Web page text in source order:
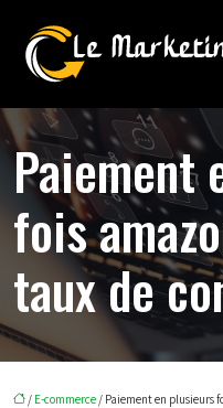
Paiement
fois
taux de
/ E-commerce / Paiement en plusieurs